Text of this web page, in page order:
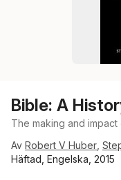
Bible: A
The making and
Av Robert V Huber
Häftad, Engelska, 2015